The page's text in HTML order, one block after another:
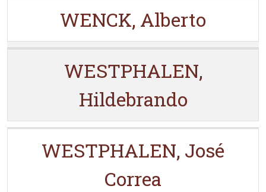
WENCK, Alberto
WESTPHALEN,
Hildebrando
WESTPHALEN, José
Correa